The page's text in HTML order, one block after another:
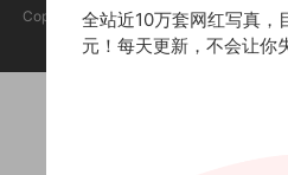
Copyright @ 2025 养眼集 版权声明:本站
者所有，如有侵权，
全站近10万套网红写真，
元！每天更新，不会让你